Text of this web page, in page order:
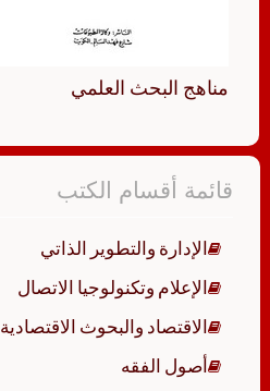
مناهج البحث العلمي
قائمة أقسام الكتب
الإدارة والتطوير الذاتي
الإعلام وتكنولوجيا الاتصال
الاقتصاد والبحوث الاقتصادية
أصول الفقه